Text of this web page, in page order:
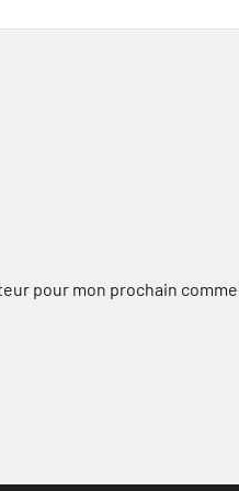
pour mon prochain